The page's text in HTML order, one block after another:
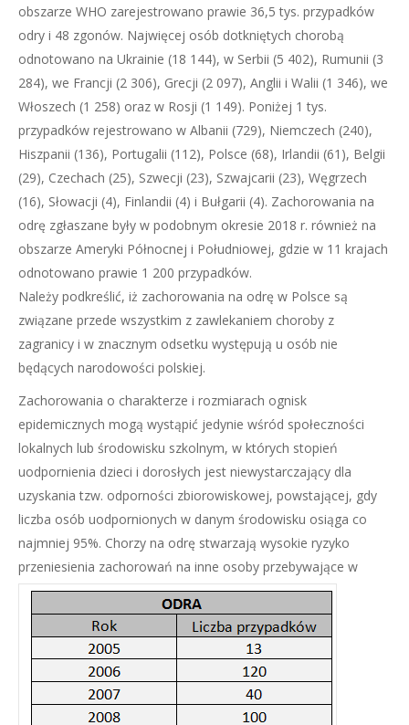
obszarze WHO zarejestrowano prawie 36,5 tys. przypadków
odry i 48 zgonów. Najwięcej osób dotkniętych chorobą
odnotowano na Ukrainie (18 144), w Serbii (5 402), Rumunii (3
284), we Francji (2 306), Grecji (2 097), Anglii i Walii (1 346), we
Włoszech (1 258) oraz w Rosji (1 149). Poniżej 1 tys.
przypadków rejestrowano w Albanii (729), Niemczech (240),
Hiszpanii (136), Portugalii (112), Polsce (68), Irlandii (61), Belgii
(29), Czechach (25), Szwecji (23), Szwajcarii (23), Węgrzech
(16), Słowacji (4), Finlandii (4) i Bułgarii (4). Zachorowania na
odrę zgłaszane były w podobnym okresie 2018 r. również na
obszarze Ameryki Północnej i Południowej, gdzie w 11 krajach
odnotowano prawie 1 200 przypadków.
Należy podkreślić, iż zachorowania na odrę w Polsce są
związane przede wszystkim z zawlekaniem choroby z
zagranicy i w znacznym odsetku występują u osób nie
będących narodowości polskiej.
Zachorowania o charakterze i rozmiarach ognisk
epidemicznych mogą wystąpić jedynie wśród społeczności
lokalnych lub środowisku szkolnym, w których stopień
uodpornienia dzieci i dorosłych jest niewystarczający dla
uzyskania tzw. odporności zbiorowiskowej, powstającej, gdy
liczba osób uodpornionych w danym środowisku osiąga co
najmniej 95%. Chorzy na odrę stwarzają wysokie ryzyko
przeniesienia zachorowań na inne osoby przebywające w